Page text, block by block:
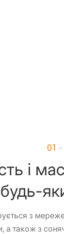
01 -
і
з
а також з